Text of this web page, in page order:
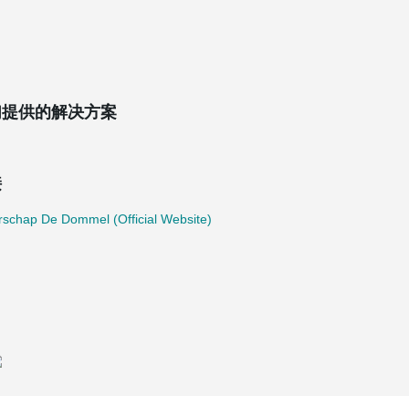
供的解决方案
De Dommel (Official Website)